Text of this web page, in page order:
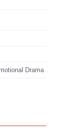
Drama